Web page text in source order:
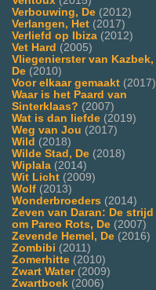
Verbouwing, De (2012)
Verlangen, Het (2017)
Verliefd op Ibiza (2012)
Vet Hard (2005)
Vliegenierster van Kazbek,
De (2010)
Voor elkaar gemaakt (2017)
Waar is het Paard van
Sinterklaas? (2007)
Wat is dan liefde (2019)
Weg van Jou (2017)
Wild (2018)
Wilde Stad, De (2018)
Wiplala (2014)
Wit Licht (2009)
Wolf (2013)
Wonderbroeders (2014)
Zeven van Daran: De strijd
om Pareo Rots, De (2007)
Zevende Hemel, De (2016)
Zombibi (2011)
Zomerhitte (2010)
Zwart Water(2009)
Zwartboek (2006)